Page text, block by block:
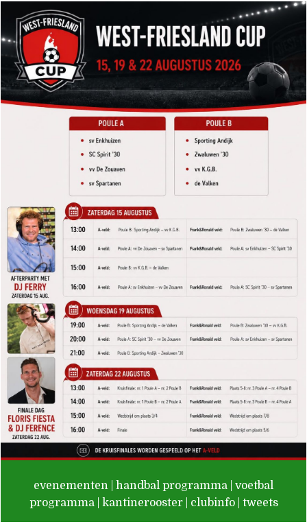
De Valken
evenementen handbal programma
voetbal
programma
kantinerooster clubinfo tweets